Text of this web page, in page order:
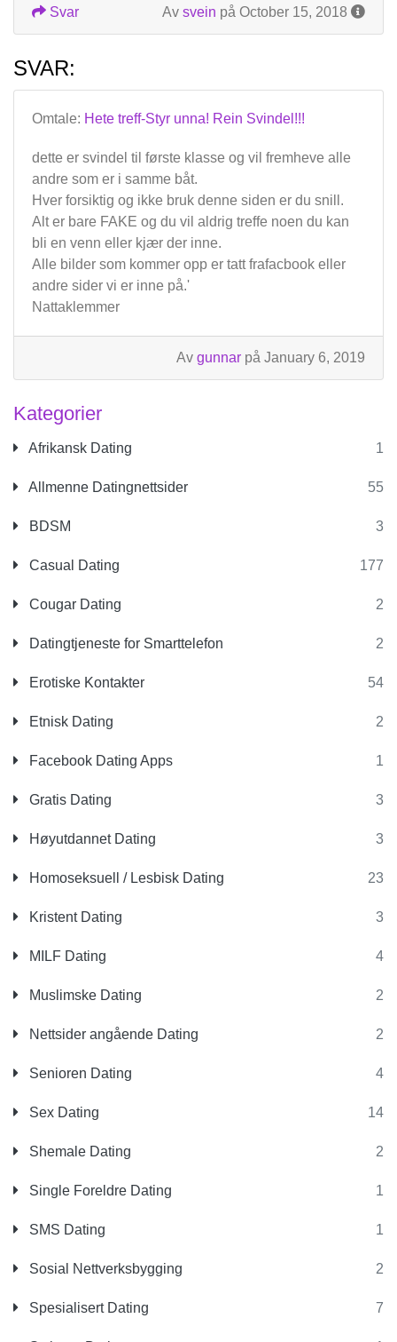
Kategorier
Afrikansk Dating 1
Allmenne Datingnettsider 55
BDSM 3
Casual Dating 177
Cougar Dating 2
Datingtjeneste for Smarttelefon 2
Erotiske Kontakter 54
Etnisk Dating 2
Facebook Dating Apps 1
Gratis Dating 3
Høyutdannet Dating 3
Homoseksuell / Lesbisk Dating 23
Kristent Dating 3
MILF Dating 4
Muslimske Dating 2
Nettsider angående Dating 2
Senioren Dating 4
Sex Dating 14
Shemale Dating 2
Single Foreldre Dating 1
SMS Dating 1
Sosial Nettverksbygging 2
Spesialisert Dating 7
Av svein på October 15, 2018
Svar
SVAR:
Omtale: Hete treff-Styr unna! Rein Svindel!!!
dette er svindel til første klasse og vil fremheve alle
andre som er i samme båt.
Hver forsiktig og ikke bruk denne siden er du snill.
Alt er bare FAKE og du vil aldrig treffe noen du kan
bli en venn eller kjær der inne.
Alle bilder som kommer opp er tatt frafacbook eller
andre sider vi er inne på.'
Nattaklemmer
Av gunnar på January 6, 2019